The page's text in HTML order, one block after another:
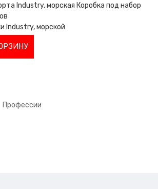
Industry, морская Коробка под набор
Industry, морской
Профессии